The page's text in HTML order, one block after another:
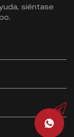
siéntase